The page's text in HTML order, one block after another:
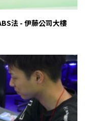
法 - 伊藤公司大樓